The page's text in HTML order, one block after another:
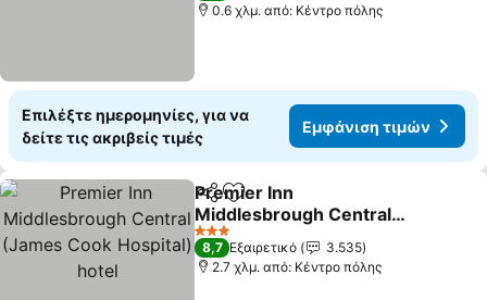
0.6 χλμ. από: Κέντρο πόλης
Επιλέξτε ημερομηνίες, για να
δείτε τις ακριβείς τιμές
Εμφάνιση τιμών
Κοινοποίηση
Προσθήκη στα αγαπημένα
Premier Inn
Middlesbrough Central
(James Cook Hospital)
hotel
Εμφάνιση τιμών
3 Αστέρια
8,7 Εξαιρετικό
3.535
2.7 χλμ. από: Κέντρο πόλης